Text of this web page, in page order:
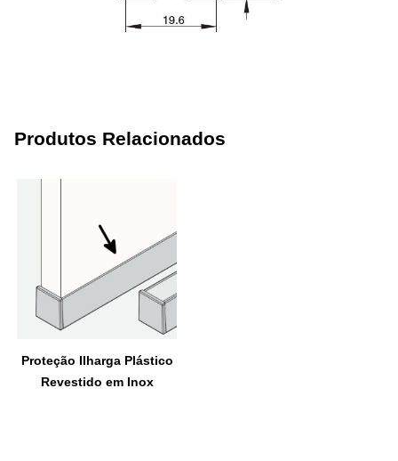
Produtos Relacionados
Proteção Ilharga Plástico
Revestido em Inox